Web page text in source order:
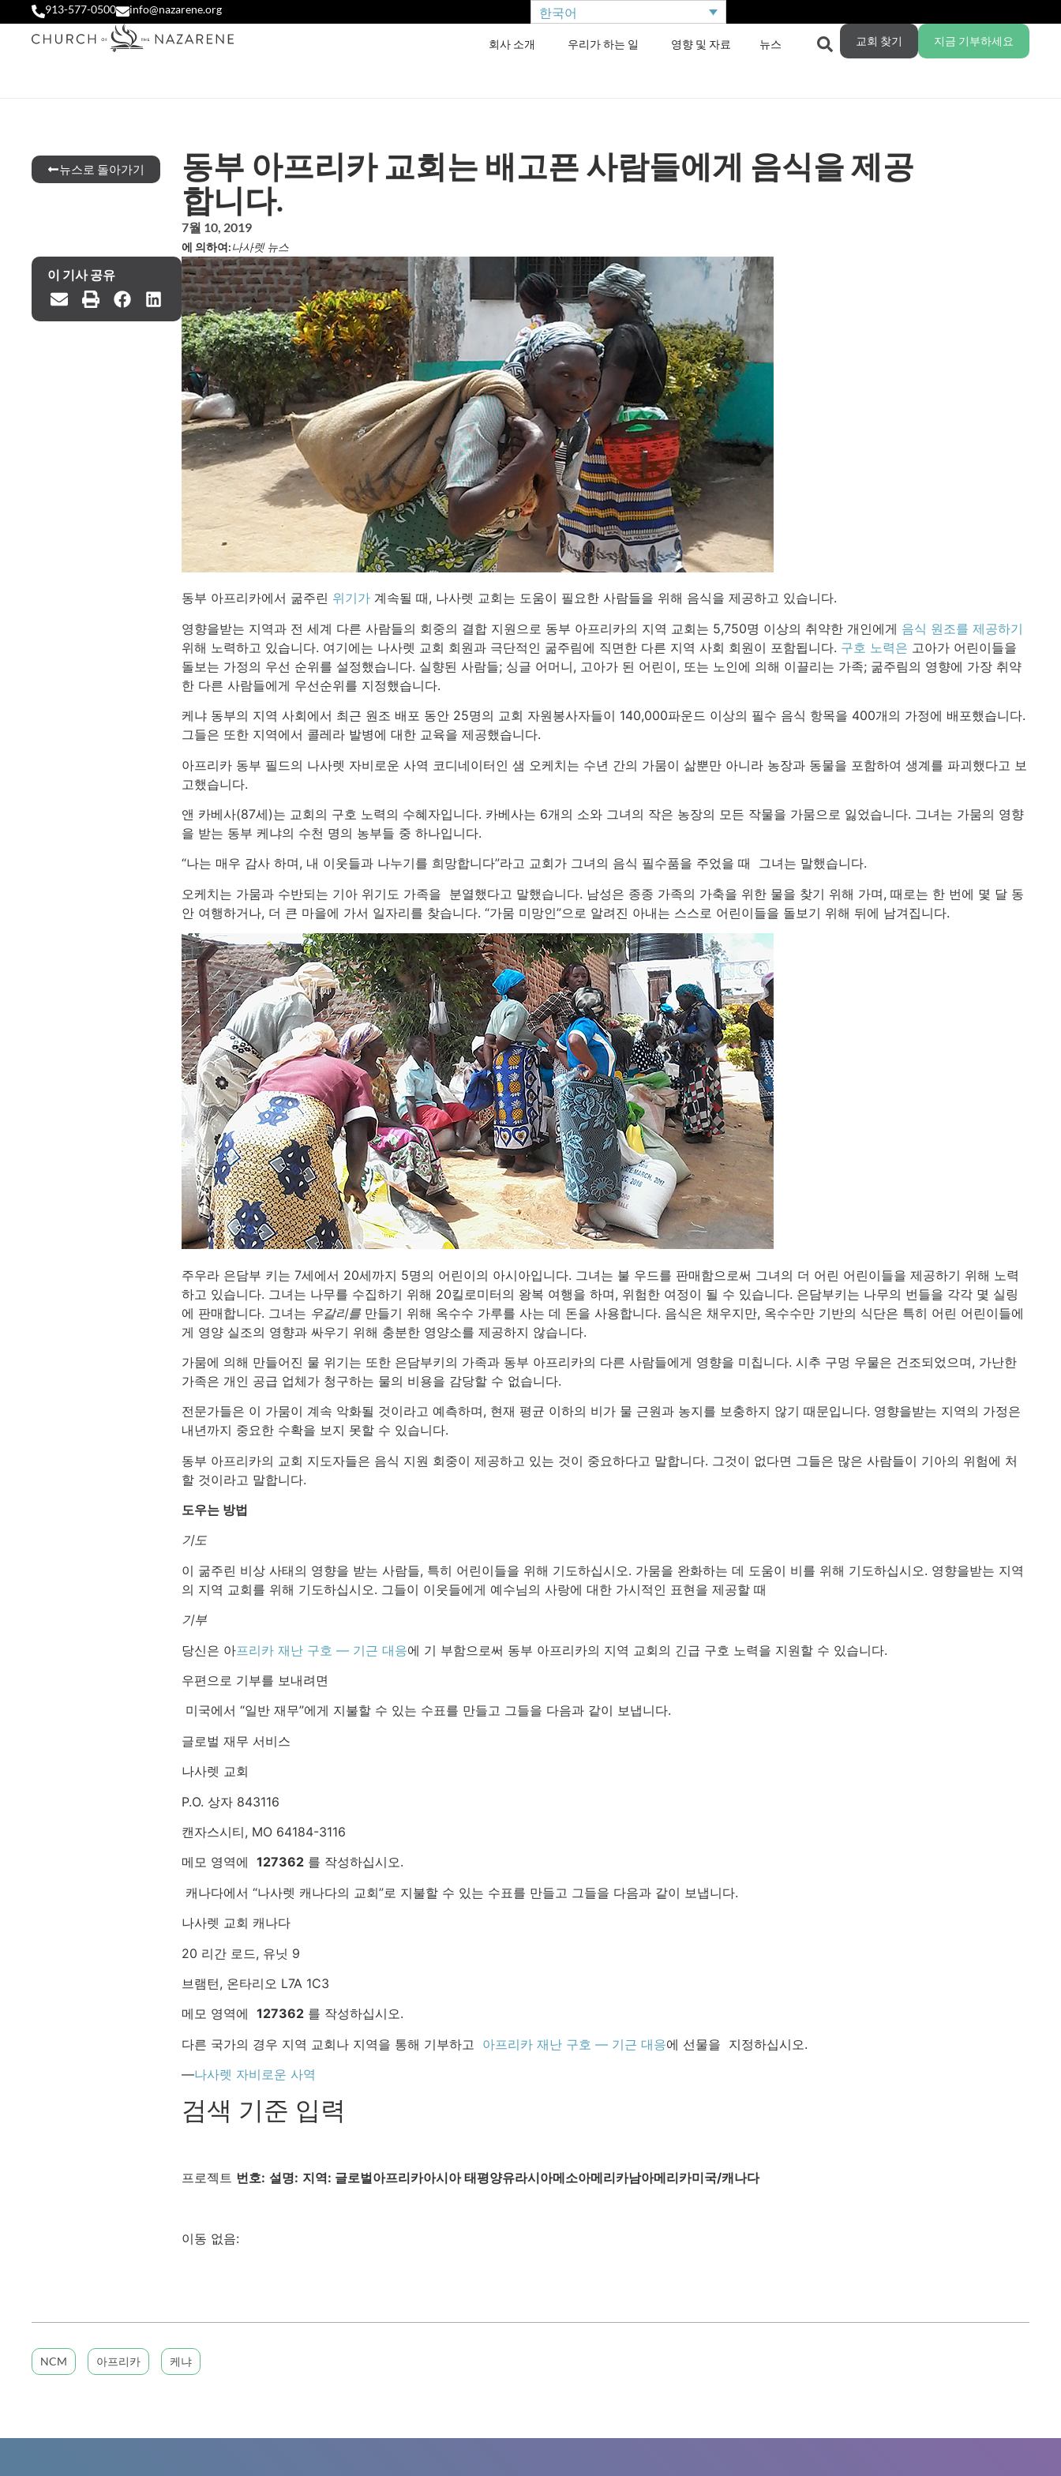
913-577-0500 info@nazarene.org 한국어
회사 소개 우리가 하는 일 영향 및 자료 뉴스 교회 찾기 지금 기부하세요
뉴스로 돌아가기
동부 아프리카 교회는 배고픈 사람들에게 음식을 제공
합니다.
7월 10, 2019
에 의하여:나사렛 뉴스
이 기사 공유
동부 아프리카에서 굶주린 위기가계속될 때, 나사렛 교회는 도움이 필요한 사람들을 위해 음식을 제공하고 있습니다.
영향을받는 지역과 전 세계 다른 사람들의 회중의 결합 지원으로 동부 아프리카의 지역 교회는 5,750명 이상의 취약한 개인에게 음식 원조를 제공하기
위해 노력하고 있습니다. 여기에는 나사렛 교회 회원과 극단적인 굶주림에 직면한 다른 지역 사회 회원이 포함됩니다. 구호 노력은 고아가 어린이들을
돌보는 가정의 우선 순위를 설정했습니다. 실향된 사람들; 싱글 어머니, 고아가 된 어린이, 또는 노인에 의해 이끌리는 가족; 굶주림의 영향에 가장 취약
한 다른 사람들에게 우선순위를 지정했습니다.
케냐 동부의 지역 사회에서 최근 원조 배포 동안 25명의 교회 자원봉사자들이 140,000파운드 이상의 필수 음식 항목을 400개의 가정에 배포했습니다.
그들은 또한 지역에서 콜레라 발병에 대한 교육을 제공했습니다.
아프리카 동부 필드의 나사렛 자비로운 사역 코디네이터인 샘 오케치는 수년 간의 가뭄이 삶뿐만 아니라 농장과 동물을 포함하여 생계를 파괴했다고 보
고했습니다.
앤 카베사(87세)는 교회의 구호 노력의 수혜자입니다. 카베사는 6개의 소와 그녀의 작은 농장의 모든 작물을 가뭄으로 잃었습니다. 그녀는 가뭄의 영향
을 받는 동부 케냐의 수천 명의 농부들 중 하나입니다.
“나는 매우 감사 하며, 내 이웃들과 나누기를 희망합니다”라고 교회가 그녀의 음식 필수품을 주었을 때 그녀는 말했습니다.
오케치는 가뭄과 수반되는 기아 위기도 가족을 분열했다고 말했습니다. 남성은 종종 가족의 가축을 위한 물을 찾기 위해 가며, 때로는 한 번에 몇 달 동
안 여행하거나, 더 큰 마을에 가서 일자리를 찾습니다. “가뭄 미망인”으로 알려진 아내는 스스로 어린이들을 돌보기 위해 뒤에 남겨집니다.
주우라 은담부 키는 7세에서 20세까지 5명의 어린이의 아시아입니다. 그녀는 불 우드를 판매함으로써 그녀의 더 어린 어린이들을 제공하기 위해 노력
하고 있습니다. 그녀는 나무를 수집하기 위해 20킬로미터의 왕복 여행을 하며, 위험한 여정이 될 수 있습니다. 은담부키는 나무의 번들을 각각 몇 실링
에 판매합니다. 그녀는 우갈리를만들기 위해 옥수수 가루를 사는 데 돈을 사용합니다. 음식은 채우지만, 옥수수만 기반의 식단은 특히 어린 어린이들에
게 영양 실조의 영향과 싸우기 위해 충분한 영양소를 제공하지 않습니다.
가뭄에 의해 만들어진 물 위기는 또한 은담부키의 가족과 동부 아프리카의 다른 사람들에게 영향을 미칩니다. 시추 구멍 우물은 건조되었으며, 가난한
가족은 개인 공급 업체가 청구하는 물의 비용을 감당할 수 없습니다.
전문가들은 이 가뭄이 계속 악화될 것이라고 예측하며, 현재 평균 이하의 비가 물 근원과 농지를 보충하지 않기 때문입니다. 영향을받는 지역의 가정은
내년까지 중요한 수확을 보지 못할 수 있습니다.
동부 아프리카의 교회 지도자들은 음식 지원 회중이 제공하고 있는 것이 중요하다고 말합니다. 그것이 없다면 그들은 많은 사람들이 기아의 위험에 처
할 것이라고 말합니다.
도우는 방법
기도
이 굶주린 비상 사태의 영향을 받는 사람들, 특히 어린이들을 위해 기도하십시오. 가뭄을 완화하는 데 도움이 비를 위해 기도하십시오. 영향을받는 지역
의 지역 교회를 위해 기도하십시오. 그들이 이웃들에게 예수님의 사랑에 대한 가시적인 표현을 제공할 때
기부
당신은 아프리카 재난 구호 — 기근 대응에 기 부함으로써 동부 아프리카의 지역 교회의 긴급 구호 노력을 지원할 수 있습니다.
우편으로 기부를 보내려면
미국에서 “일반 재무”에게 지불할 수 있는 수표를 만들고 그들을 다음과 같이 보냅니다.
글로벌 재무 서비스
나사렛 교회
P.O. 상자 843116
캔자스시티, MO 64184-3116
메모 영역에 127362를 작성하십시오.
캐나다에서 “나사렛 캐나다의 교회”로 지불할 수 있는 수표를 만들고 그들을 다음과 같이 보냅니다.
나사렛 교회 캐나다
20 리간 로드, 유닛 9
브램턴, 온타리오 L7A 1C3
메모 영역에 127362를 작성하십시오.
다른 국가의 경우 지역 교회나 지역을 통해 기부하고 아프리카 재난 구호 — 기근 대응에 선물을 지정하십시오.
—나사렛 자비로운 사역
검색 기준 입력
프로젝트 번호: 설명: 지역: 글로벌아프리카아시아 태평양유라시아메소아메리카남아메리카미국/캐나다
이동 없음:
NCM 아프리카 케냐